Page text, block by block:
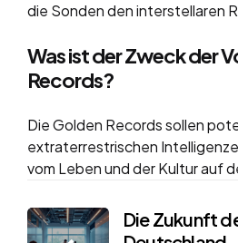
die Sonden den interstellaren
Was ist der Zweck der
Records?
Die Golden Records sollen
extraterrestrischen
vom Leben und der Kultur auf
Post
Die Zukunft